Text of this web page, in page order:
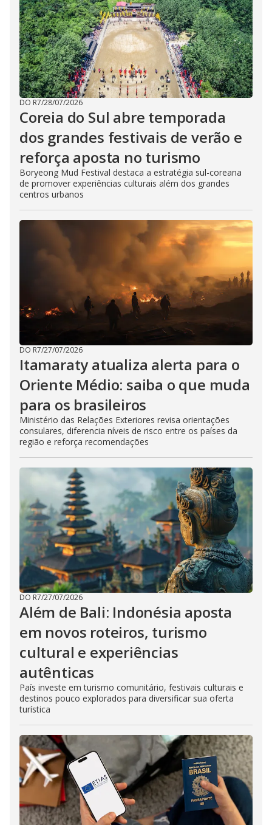
DO R7/28/07/2026
Coreia do Sul abre temporada
dos grandes festivais de verão e
reforça aposta no turismo
Boryeong Mud Festival destaca a estratégia sul-coreana
de promover experiências culturais além dos grandes
centros urbanos
DO R7/27/07/2026
Itamaraty atualiza alerta para o
Oriente Médio: saiba o que muda
para os brasileiros
Ministério das Relações Exteriores revisa orientações
consulares, diferencia níveis de risco entre os países da
região e reforça recomendações
DO R7/27/07/2026
Além de Bali: Indonésia aposta
em novos roteiros, turismo
cultural e experiências
autênticas
País investe em turismo comunitário, festivais culturais e
destinos pouco explorados para diversificar sua oferta
turística